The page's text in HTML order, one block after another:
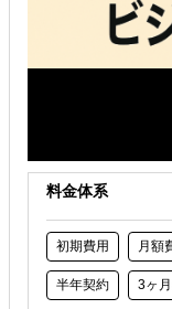
自社商材の現地での
料金体系
初期費用 月額
半年契約 3ヶ